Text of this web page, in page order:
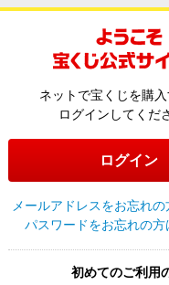
ネットで宝くじを購
ログインしてくだ
ログイン
メールアドレスをお忘れの
パスワードをお忘れの方
初めてのご利用